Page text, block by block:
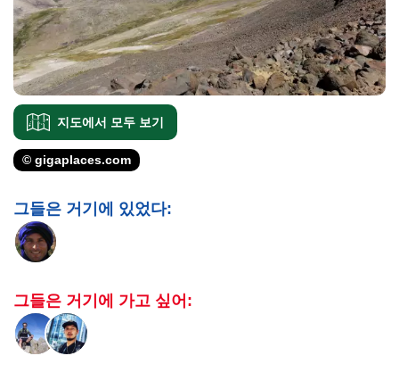
지도에서 모두 보기
© gigaplaces.com
그들은 거기에 있었다:
그들은 거기에 가고 싶어: